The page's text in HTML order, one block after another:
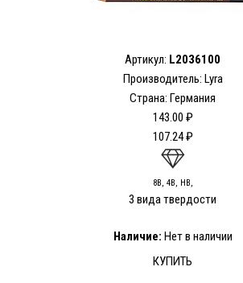
Артикул: L2036100
Производитель: Lyra
Страна: Германия
143.00 ₽
107.24 ₽
8В, 4В, HB,
3 вида твердости
Наличие: Нет в наличии
КУПИТЬ